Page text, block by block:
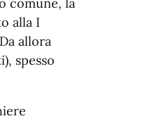
comune, la
alla I
allora
spesso